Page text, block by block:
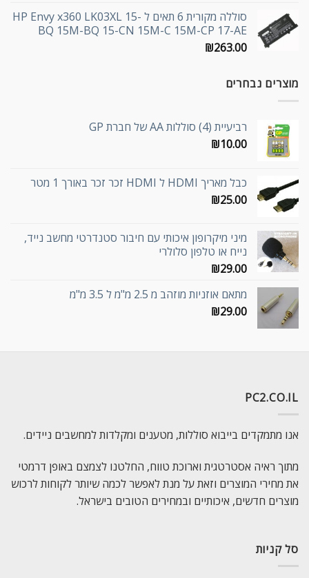
סוללה מקורית 6 תאים ל HP Envy x360 LK03XL 15-
BQ 15M-BQ 15-CN 15M-C 15M-CP 17-AE
₪263.00
מוצרים נבחרים
רביעיית (4) סוללות AA של חברת GP
₪10.00
כבל מאריך HDMI ל HDMI זכר זכר באורך 1 מטר
₪25.00
מיני מיקרופון איכותי עם חיבור סטנדרטי מחשב נייד,
נייח או טלפון סלולרי
₪29.00
מתאם אוזניות מוזהב מ 2.5 מ"מ ל 3.5 מ"מ
₪29.00
PC2.CO.IL
אנו מתמקדים בייבוא סוללות, מטענים ומקלדות למחשבים ניידים.
מתוך ראיה אסטרטגית וארוכת טווח, החלטנו לצמצם באופן דרמטי
את מחירי המוצרים וזאת על מנת לאפשר לכמה שיותר לקוחות לרכוש
מוצרים חדשים, איכותיים ובמחירים הטובים בישראל.
סל קניות